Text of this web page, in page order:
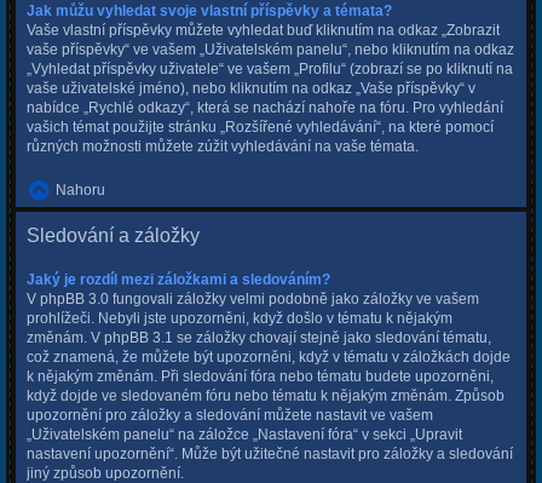
Jak můžu vyhledat svoje vlastní příspěvky a témata?
Vaše vlastní příspěvky můžete vyhledat buď kliknutím na odkaz „Zobrazit
vaše příspěvky“ ve vašem „Uživatelském panelu“, nebo kliknutím na odkaz
„Vyhledat příspěvky uživatele“ ve vašem „Profilu“ (zobrazí se po kliknutí na
vaše uživatelské jméno), nebo kliknutím na odkaz „Vaše příspěvky“ v
nabídce „Rychlé odkazy“, která se nachází nahoře na fóru. Pro vyhledání
vašich témat použijte stránku „Rozšířené vyhledávání“, na které pomocí
různých možnosti můžete zúžit vyhledávání na vaše témata.
Nahoru
Sledování a záložky
Jaký je rozdíl mezi záložkami a sledováním?
V phpBB 3.0 fungovali záložky velmi podobně jako záložky ve vašem
prohlížeči. Nebyli jste upozorněni, když došlo v tématu k nějakým
změnám. V phpBB 3.1 se záložky chovají stejně jako sledování tématu,
což znamená, že můžete být upozorněni, když v tématu v záložkách dojde
k nějakým změnám. Při sledování fóra nebo tématu budete upozorněni,
když dojde ve sledovaném fóru nebo tématu k nějakým změnám. Způsob
upozornění pro záložky a sledování můžete nastavit ve vašem
„Uživatelském panelu“ na záložce „Nastavení fóra“ v sekci „Upravit
nastavení upozornění“. Může být užitečné nastavit pro záložky a sledování
jiný způsob upozornění.